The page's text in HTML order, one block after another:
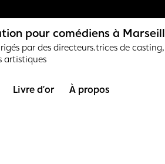
pour comédiens à
par des directeurs.trices de
artistiques
Livre d’or À propos